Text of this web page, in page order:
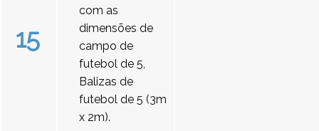
15
com as
dimensões de
campo de
futebol de 5,
Balizas de
futebol de 5 (3m
x 2m).